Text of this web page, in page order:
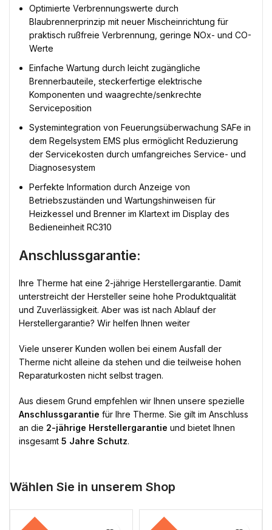
Optimierte Verbrennungswerte durch
Blaubrennerprinzip mit neuer Mischeinrichtung für
praktisch rußfreie Verbrennung, geringe NOx- und CO-
Werte
Einfache Wartung durch leicht zugängliche
Brennerbauteile, steckerfertige elektrische
Komponenten und waagrechte/senkrechte
Serviceposition
Systemintegration von Feuerungsüberwachung SAFe in
dem Regelsystem EMS plus ermöglicht Reduzierung
der Servicekosten durch umfangreiches Service- und
Diagnosesystem
Perfekte Information durch Anzeige von
Betriebszuständen und Wartungshinweisen für
Heizkessel und Brenner im Klartext im Display des
Bedieneinheit RC310
Anschlussgarantie:
Ihre Therme hat eine 2-jährige Herstellergarantie. Damit
unterstreicht der Hersteller seine hohe Produktqualität
und Zuverlässigkeit. Aber was ist nach Ablauf der
Herstellergarantie? Wir helfen Ihnen weiter
Viele unserer Kunden wollen bei einem Ausfall der
Therme nicht alleine da stehen und die teilweise hohen
Reparaturkosten nicht selbst tragen.
Aus diesem Grund empfehlen wir Ihnen unsere spezielle
Anschlussgarantie für Ihre Therme. Sie gilt im Anschluss
an die 2-jährige Herstellergarantie und bietet Ihnen
insgesamt 5 Jahre Schutz.
Wählen Sie in unserem Shop